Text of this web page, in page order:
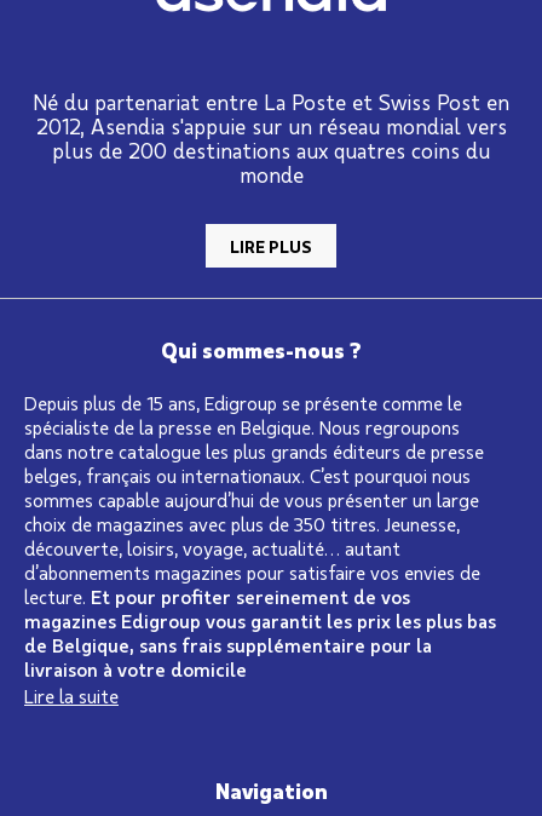
Né du partenariat entre La Poste et Swiss Post en
2012, Asendia s'appuie sur un réseau mondial vers
plus de 200 destinations aux quatres coins du
monde
LIRE PLUS
Qui sommes-nous ?
Depuis plus de 15 ans, Edigroup se présente comme le
spécialiste de la presse en Belgique. Nous regroupons
dans notre catalogue les plus grands éditeurs de presse
belges, français ou internationaux. C’est pourquoi nous
sommes capable aujourd’hui de vous présenter un large
choix de magazines avec plus de 350 titres. Jeunesse,
découverte, loisirs, voyage, actualité… autant
d’abonnements magazines pour satisfaire vos envies de
lecture. Et pour profiter sereinement de vos
magazines Edigroup vous garantit les prix les plus bas
de Belgique, sans frais supplémentaire pour la
livraison à votre domicile
Lire la suite
Navigation